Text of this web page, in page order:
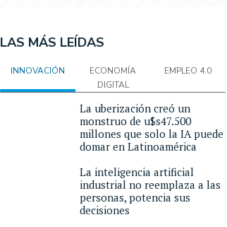
LAS MÁS LEÍDAS
INNOVACIÓN
ECONOMÍA
DIGITAL
EMPLEO 4.0
La uberización creó un
monstruo de u$s47.500
millones que solo la IA puede
domar en Latinoamérica
La inteligencia artificial
industrial no reemplaza a las
personas, potencia sus
decisiones